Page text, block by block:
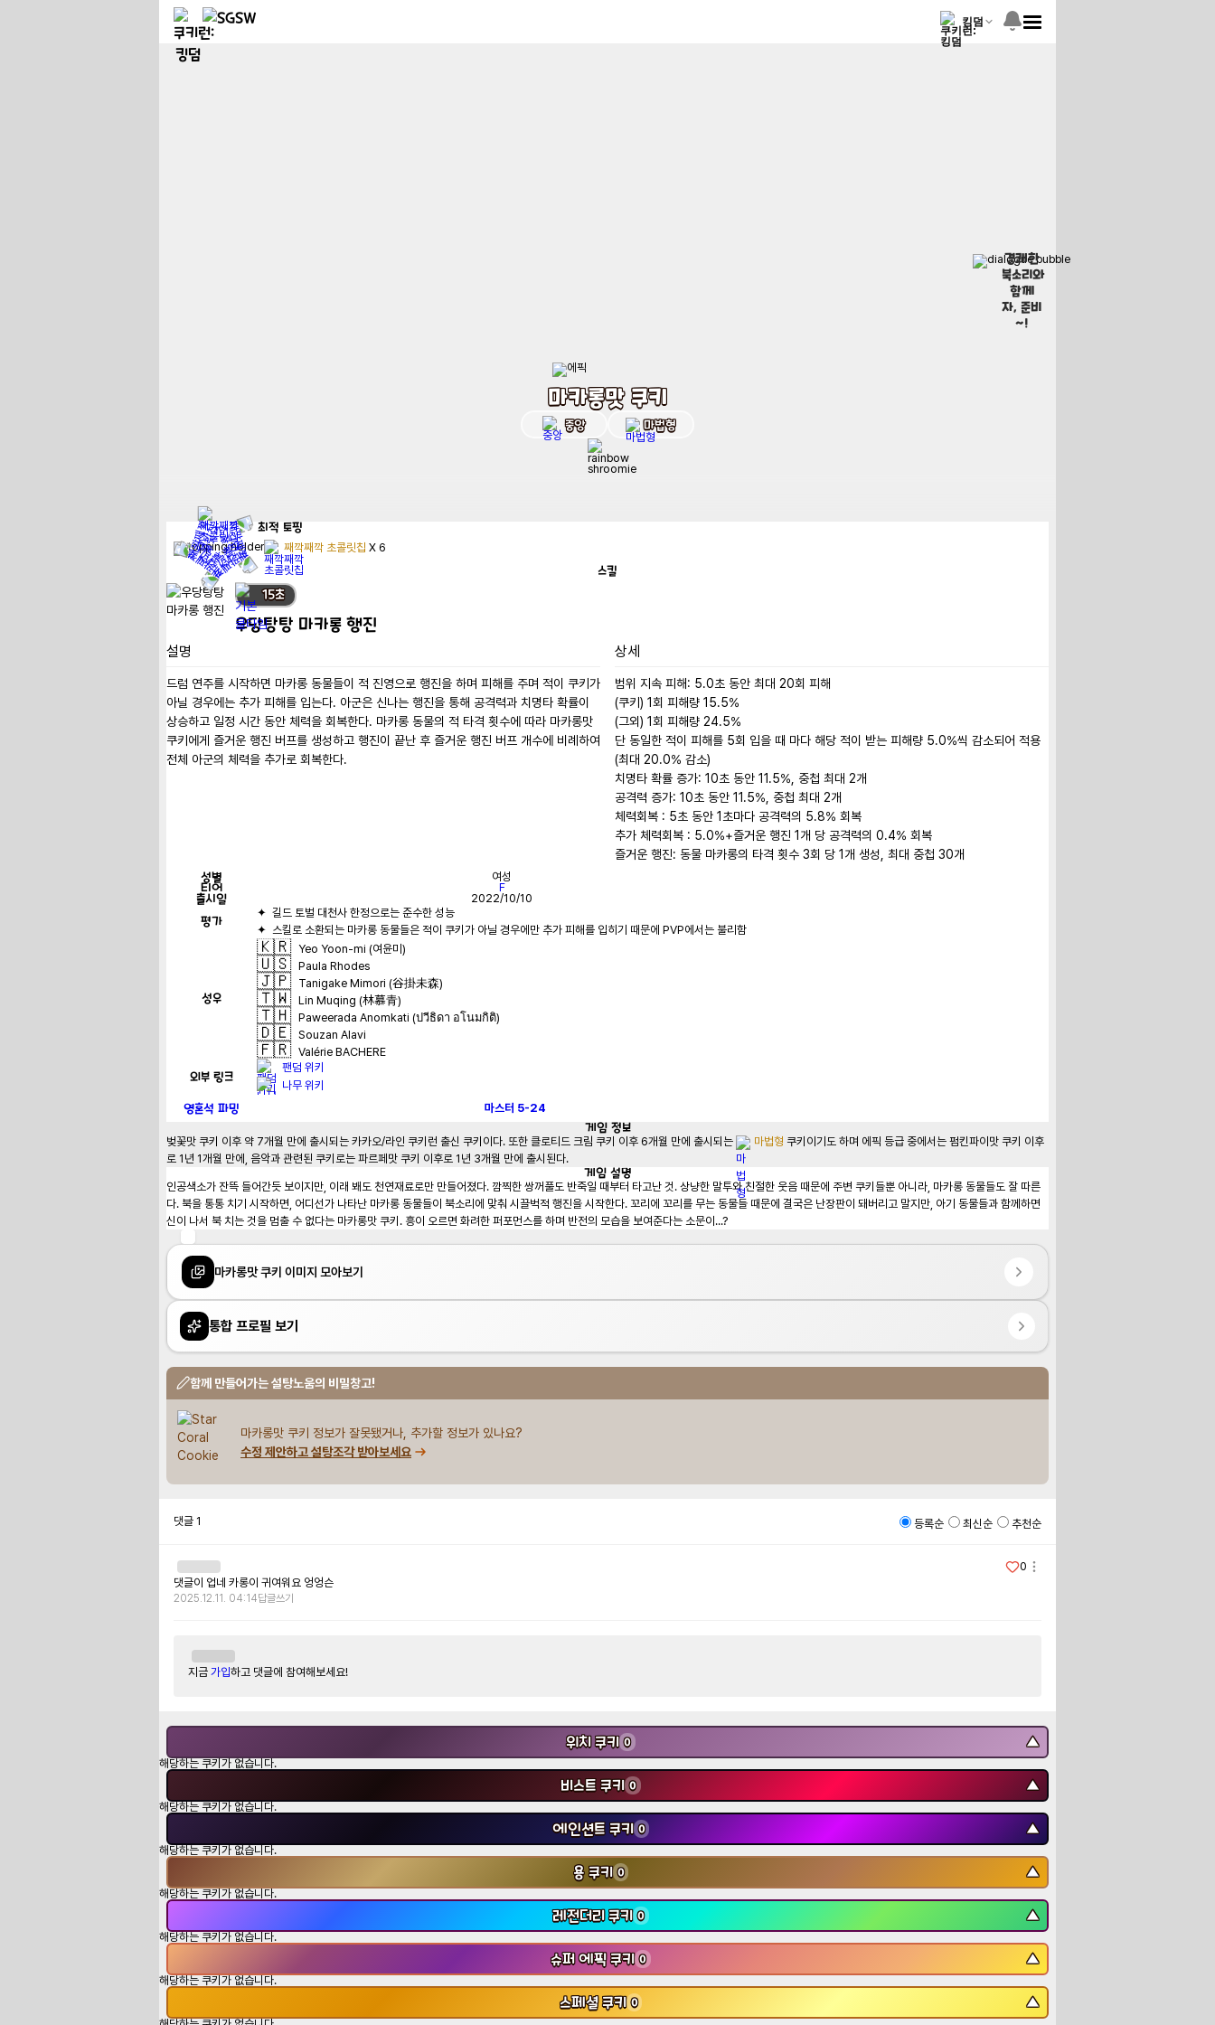
킹덤
경쾌한
북소리와
함께
자, 준비
~!
마카롱맛 쿠키
중앙 마법형
최적 토핑
째깍째깍 초콜릿칩 X 6
스킬
15초
우당탕탕 마카롱 행진
설명
드럼 연주를 시작하면 마카롱 동물들이 적 진영으로 행진을 하며 피해를 주며 적이 쿠키가
아닐 경우에는 추가 피해를 입는다. 아군은 신나는 행진을 통해 공격력과 치명타 확률이
상승하고 일정 시간 동안 체력을 회복한다. 마카롱 동물의 적 타격 횟수에 따라 마카롱맛
쿠키에게 즐거운 행진 버프를 생성하고 행진이 끝난 후 즐거운 행진 버프 개수에 비례하여
전체 아군의 체력을 추가로 회복한다.
상세
범위 지속 피해: 5.0초 동안 최대 20회 피해
(쿠키) 1회 피해량 15.5%
(그외) 1회 피해량 24.5%
단 동일한 적이 피해를 5회 입을 때 마다 해당 적이 받는 피해량 5.0%씩 감소되어 적용
(최대 20.0% 감소)
치명타 확률 증가: 10초 동안 11.5%, 중첩 최대 2개
공격력 증가: 10초 동안 11.5%, 중첩 최대 2개
체력회복 : 5초 동안 1초마다 공격력의 5.8% 회복
추가 체력회복 : 5.0%+즐거운 행진 1개 당 공격력의 0.4% 회복
즐거운 행진: 동물 마카롱의 타격 횟수 3회 당 1개 생성, 최대 중첩 30개
성별 여성
티어 F
출시일 2022/10/10
평가
성우
🇰🇷 Yeo Yoon-mi (여윤미)
🇺🇸 Paula Rhodes
🇯🇵 Tanigake Mimori (谷掛未森)
🇹🇼 Lin Muqing (林慕青)
🇹🇭 Paweerada Anomkati (ปวีธิดา อโนมกิติ)
🇩🇪 Souzan Alavi
🇫🇷 Valérie BACHERE
외부 링크
팬덤 위키
나무 위키
영혼석 파밍 마스터 5-24
게임 정보
벚꽃맛 쿠키 이후 약 7개월 만에 출시되는 카카오/라인 쿠키런 출신 쿠키이다. 또한 클로티드 크림 쿠키 이후 6개월 만에 출시되는 마법형 쿠키이기도 하며 에픽 등급 중에서는 펌킨파이맛 쿠키 이후
로 1년 1개월 만에, 음악과 관련된 쿠키로는 파르페맛 쿠키 이후로 1년 3개월 만에 출시된다.
게임 설명
인공색소가 잔뜩 들어간듯 보이지만, 이래 봬도 천연재료로만 만들어졌다. 깜찍한 쌍꺼풀도 반죽일 때부터 타고난 것. 상냥한 말투와 친절한 웃음 때문에 주변 쿠키들뿐 아니라, 마카롱 동물들도 잘 따른
다. 북을 통통 치기 시작하면, 어디선가 나타난 마카롱 동물들이 북소리에 맞춰 시끌벅적 행진을 시작한다. 꼬리에 꼬리를 무는 동물들 때문에 결국은 난장판이 돼버리고 말지만, 아기 동물들과 함께하면
신이 나서 북 치는 것을 멈출 수 없다는 마카롱맛 쿠키. 흥이 오르면 화려한 퍼포먼스를 하며 반전의 모습을 보여준다는 소문이...?
마카롱맛 쿠키 이미지 모아보기
통합 프로필 보기
함께 만들어가는 설탕노움의 비밀창고!
마카롱맛 쿠키 정보가 잘못됐거나, 추가할 정보가 있나요?
수정 제안하고 설탕조각 받아보세요
댓글 1 등록순 최신순 추천순
0
댓글이 업네 카롱이 귀여워요 엉엉슨
2025.12.11. 04:14답글쓰기
지금 가입하고 댓글에 참여해보세요!
위치 쿠키 0 ▼
해당하는 쿠키가 없습니다.
비스트 쿠키 0 ▼
해당하는 쿠키가 없습니다.
에인션트 쿠키 0 ▼
해당하는 쿠키가 없습니다.
용 쿠키 0 ▼
해당하는 쿠키가 없습니다.
레전더리 쿠키 0 ▼
해당하는 쿠키가 없습니다.
슈퍼 에픽 쿠키 0 ▼
해당하는 쿠키가 없습니다.
스페셜 쿠키 0 ▼